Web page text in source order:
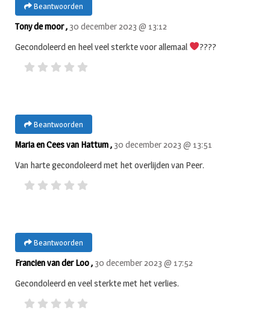
Beantwoorden
Tony de moor , 30 december 2023 @ 13:12
Gecondoleerd en heel veel sterkte voor allemaal
‍????
Beantwoorden
Maria en Cees van Hattum , 30 december 2023 @ 13:51
Van harte gecondoleerd met het overlijden van Peer.
Beantwoorden
Francien van der Loo , 30 december 2023 @ 17:52
Gecondoleerd en veel sterkte met het verlies.